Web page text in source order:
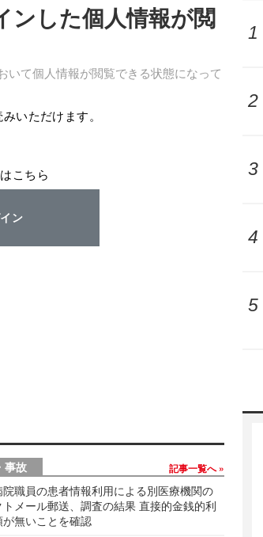
ンした個人情報が閲
いて個人情報が閲覧できる状態になって
いただけます。
こちら
ン
事故 記事一覧へ
職員の患者情報利用による別医療機関の
トメール郵送、調査の結果 直接的金銭的利
無いことを確認